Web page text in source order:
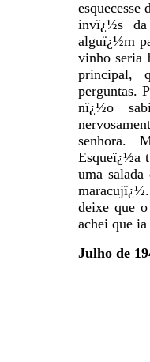
esquecesse
invï¿½s
alguï¿½m
vinho seria
principal,
perguntas.
nï¿½o
senhora.
Esqueï¿½a
uma salada
deixe que
achei que
Julho de